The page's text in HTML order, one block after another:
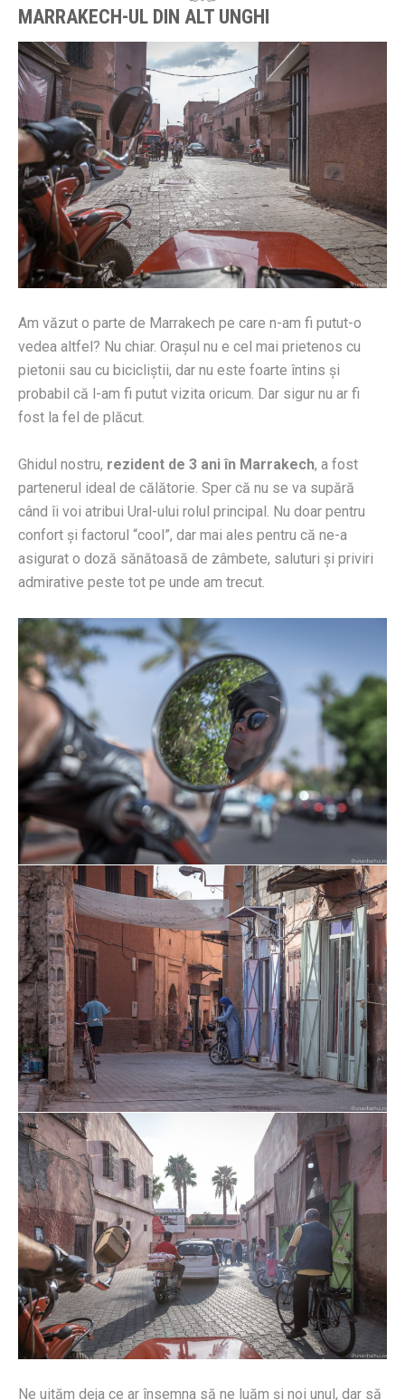
MARRAKECH-UL DIN ALT UNGHI
Am văzut o parte de Marrakech pe care n-am fi putut-o
vedea altfel? Nu chiar. Orașul nu e cel mai prietenos cu
pietonii sau cu bicicliștii, dar nu este foarte întins și
probabil că l-am fi putut vizita oricum. Dar sigur nu ar fi
fost la fel de plăcut.
Ghidul nostru, rezident de 3 ani în Marrakech, a fost
partenerul ideal de călătorie. Sper că nu se va supără
când îi voi atribui Ural-ului rolul principal. Nu doar pentru
confort și factorul “cool”, dar mai ales pentru că ne-a
asigurat o doză sănătoasă de zâmbete, saluturi și priviri
admirative peste tot pe unde am trecut.
Ne uităm deja ce ar însemna să ne luăm și noi unul, dar să